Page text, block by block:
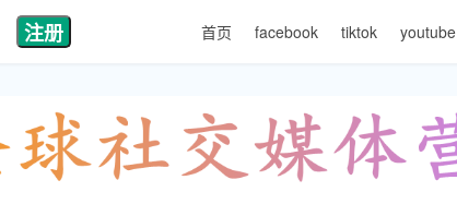
注册 首页 facebook tiktok youtube